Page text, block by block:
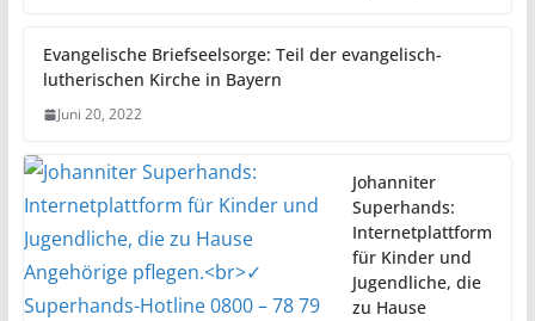
Evangelische Briefseelsorge: Teil der evangelisch-
lutherischen Kirche in Bayern
Juni 20, 2022
Johanniter
Superhands:
Internetplattform
für Kinder und
Jugendliche, die
zu Hause